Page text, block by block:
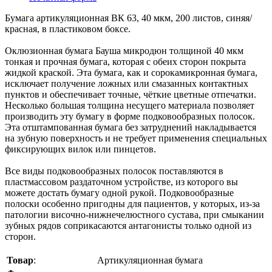
Бумага артикуляционная ВК 63, 40 мкм, 200 листов, синяя/
красная, в пластиковом боксе.
Оклюзионная бумага Бауша микродюн толщиной 40 мкм
тонкая и прочная бумага, которая с обеих сторон покрыта
жидкой краской. Эта бумага, как и сорокамикронная бумага,
исключает получение ложных или смазанных контактных
пунктов и обеспечивает точные, чёткие цветные отпечатки.
Несколько большая толщина несущего материала позволяет
производить эту бумагу в форме подковообразных полосок.
Эта отштампованная бумага без затруднений накладывается
на зубную поверхность и не требует применения специальных
фиксирующих вилок или пинцетов.
Все виды подковообразных полосок поставляются в
пластмассовом раздаточном устройстве, из которого вы
можете достать бумагу одной рукой. Подковообразные
полоски особенно пригодны для пациентов, у которых, из-за
патологии височно-нижнечелюстного сустава, при смыкании
зубных рядов соприкасаются антагонисты только одной из
сторон.
Товар:
Артикуляционная бумага